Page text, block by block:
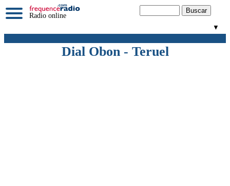
Radio online
▼
Dial Obon - Teruel